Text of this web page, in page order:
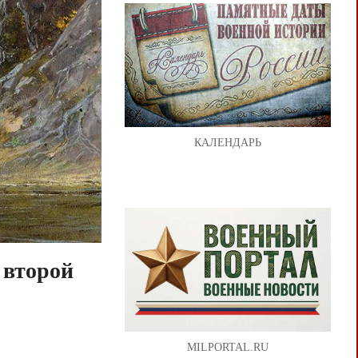
КАЛЕНДАРЬ
MILPORTAL.RU